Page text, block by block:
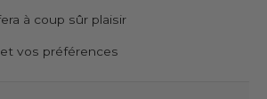
à coup sûr plaisir
vos préférences